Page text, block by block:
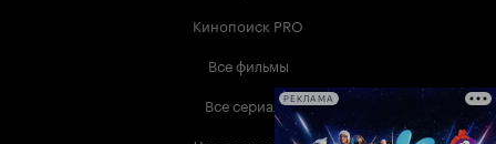
Кинопоиск PRO
Все фильмы
Все сериалыРЕКЛАМА